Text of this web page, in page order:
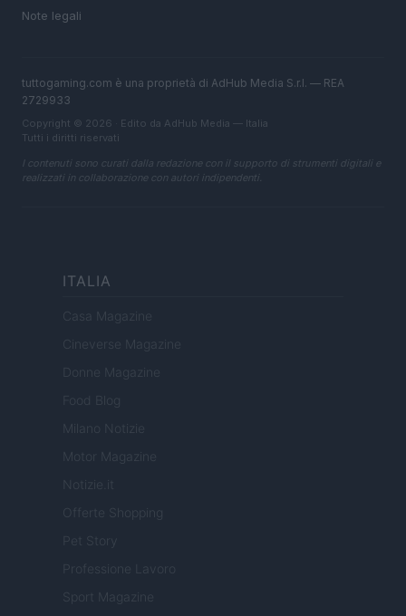
Note legali
tuttogaming.com è una proprietà di AdHub Media S.r.l. — REA
2729933
Copyright © 2026 · Edito da AdHub Media — Italia
Tutti i diritti riservati
I contenuti sono curati dalla redazione con il supporto di strumenti digitali e
realizzati in collaborazione con autori indipendenti.
ITALIA
Casa Magazine
Cineverse Magazine
Donne Magazine
Food Blog
Milano Notizie
Motor Magazine
Notizie.it
Offerte Shopping
Pet Story
Professione Lavoro
Sport Magazine